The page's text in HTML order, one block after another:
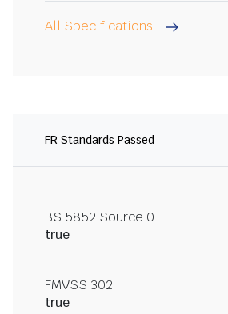
All Specifications
FR Standards Passed
BS 5852 Source 0
true
FMVSS 302
true